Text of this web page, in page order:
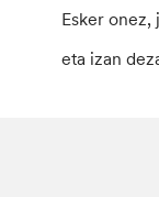
Esker onez,
eta izan